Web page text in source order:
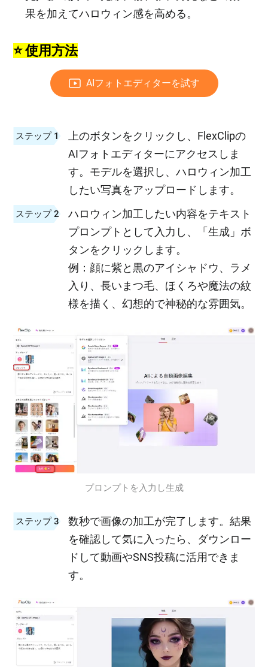
果を加えてハロウィン感を高める。
⭐ 使用方法
AIフォトエディターを試す
ステップ 1
上のボタンをクリックし、FlexClipの
AIフォトエディターにアクセスしま
す。モデルを選択し、ハロウィン加工
したい写真をアップロードします。
ステップ 2
ハロウィン加工したい内容をテキスト
プロンプトとして入力し、「生成」ボ
タンをクリックします。
例：顔に紫と黒のアイシャドウ、ラメ
入り、長いまつ毛、ほくろや魔法の紋
様を描く、幻想的で神秘的な雰囲気。
プロンプトを入力し生成
ステップ 3
数秒で画像の加工が完了します。結果
を確認して気に入ったら、ダウンロー
ドして動画やSNS投稿に活用できま
す。